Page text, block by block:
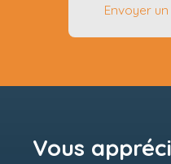
Envoyer
Vous